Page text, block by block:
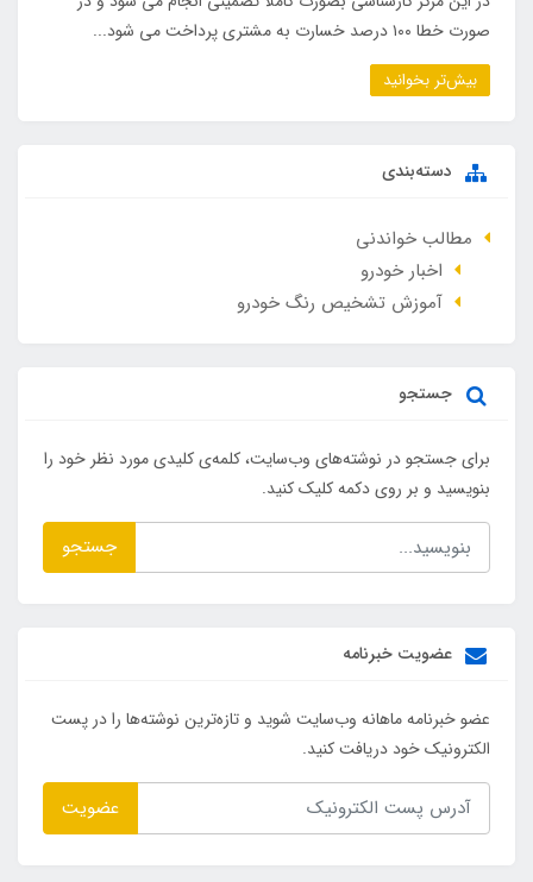
صورت خطا ۱۰۰ درصد خسارت به مشتری پرداخت می شود...
بیش‌تر بخوانید
دسته‌بندی
مطالب خواندنی
اخبار خودرو
آموزش تشخیص رنگ خودرو
جستجو
برای جستجو در نوشته‌های وب‌سایت، کلمه‌ی کلیدی مورد نظر خود را
بنویسید و بر روی دکمه کلیک کنید.
جستجو
عضویت خبرنامه
عضو خبرنامه ماهانه وب‌سایت شوید و تازه‌ترین نوشته‌ها را در پست
الکترونیک خود دریافت کنید.
عضویت